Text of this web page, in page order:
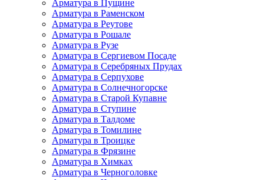
Арматура в Пущине
Арматура в Раменском
Арматура в Реутове
Арматура в Рошале
Арматура в Рузе
Арматура в Сергиевом Посаде
Арматура в Серебряных Прудах
Арматура в Серпухове
Арматура в Солнечногорске
Арматура в Старой Купавне
Арматура в Ступине
Арматура в Талдоме
Арматура в Томилине
Арматура в Троицке
Арматура в Фрязине
Арматура в Химках
Арматура в Черноголовке